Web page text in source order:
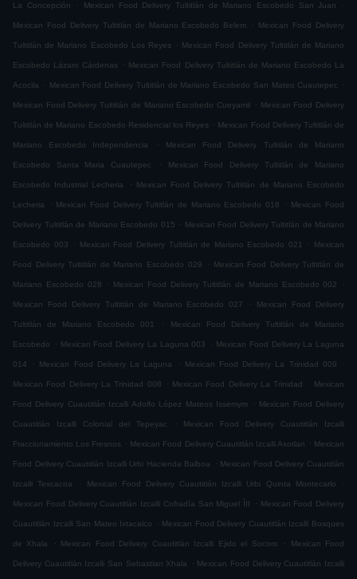
La Concepción . Mexican Food Delivery Tultitlán de Mariano Escobedo San Juan .
Mexican Food Delivery Tultitlán de Mariano Escobedo Belem . Mexican Food Delivery
Tultitlán de Mariano Escobedo Los Reyes . Mexican Food Delivery Tultitlán de Mariano
Escobedo Lázaro Cárdenas . Mexican Food Delivery Tultitlán de Mariano Escobedo La
Acocila . Mexican Food Delivery Tultitlán de Mariano Escobedo San Mateo Cuautepec .
Mexican Food Delivery Tultitlán de Mariano Escobedo Cueyamil . Mexican Food Delivery
Tultitlán de Mariano Escobedo Residencial los Reyes . Mexican Food Delivery Tultitlán de
Mariano Escobedo Independencia . Mexican Food Delivery Tultitlán de Mariano
Escobedo Santa Maria Cuautepec . Mexican Food Delivery Tultitlán de Mariano
Escobedo Industrial Lecheria . Mexican Food Delivery Tultitlán de Mariano Escobedo
Lecheria . Mexican Food Delivery Tultitlán de Mariano Escobedo 018 . Mexican Food
Delivery Tultitlán de Mariano Escobedo 015 . Mexican Food Delivery Tultitlán de Mariano
Escobedo 003 . Mexican Food Delivery Tultitlán de Mariano Escobedo 021 . Mexican
Food Delivery Tultitlán de Mariano Escobedo 029 . Mexican Food Delivery Tultitlán de
Mariano Escobedo 028 . Mexican Food Delivery Tultitlán de Mariano Escobedo 002 .
Mexican Food Delivery Tultitlán de Mariano Escobedo 027 . Mexican Food Delivery
Tultitlán de Mariano Escobedo 001 . Mexican Food Delivery Tultitlán de Mariano
Escobedo . Mexican Food Delivery La Laguna 003 . Mexican Food Delivery La Laguna
014 . Mexican Food Delivery La Laguna . Mexican Food Delivery La Trinidad 009 .
Mexican Food Delivery La Trinidad 008 . Mexican Food Delivery La Trinidad . Mexican
Food Delivery Cuautitlán Izcalli Adolfo López Mateos Issemym . Mexican Food Delivery
Cuautitlán Izcalli Colonial del Tepeyac . Mexican Food Delivery Cuautitlán Izcalli
Fraccionamiento Los Fresnos . Mexican Food Delivery Cuautitlán Izcalli Axotlan . Mexican
Food Delivery Cuautitlán Izcalli Urbi Hacienda Balboa . Mexican Food Delivery Cuautitlán
Izcalli Texcacoa . Mexican Food Delivery Cuautitlán Izcalli Urbi Quinta Montecarlo .
Mexican Food Delivery Cuautitlán Izcalli Cofradía San Miguel ÌII . Mexican Food Delivery
Cuautitlán Izcalli San Mateo Ixtacalco . Mexican Food Delivery Cuautitlán Izcalli Bosques
de Xhala . Mexican Food Delivery Cuautitlán Izcalli Ejido el Socoro . Mexican Food
Delivery Cuautitlán Izcalli San Sebastian Xhala . Mexican Food Delivery Cuautitlán Izcalli